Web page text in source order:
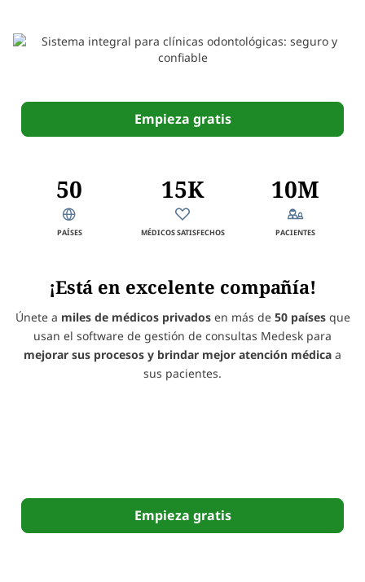
Empieza gratis
50
PAÍSES
15K
MÉDICOS SATISFECHOS
10M
PACIENTES
¡Está en excelente compañía!
Únete a miles de médicos privadosen más de 50 paísesque
usan el software de gestión de consultas Medesk para
mejorar sus procesos y brindar mejor atención médica a
sus pacientes.
Empieza gratis